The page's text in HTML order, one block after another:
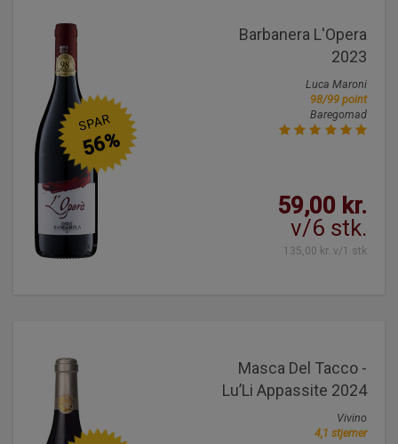
Barbanera L'Opera
2023
Luca Maroni
98/99 point
Baregomad
59,00 kr.
v/6 stk.
135,00 kr. v/1 stk
SPAR
56%
Masca Del Tacco -
Lu’Li Appassite 2024
Vivino
4,1 stjerner